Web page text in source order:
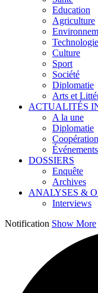
Education
Agriculture
Technologie
Culture
Sport
Société
Diplomatie
Arts et
ACTUALITÉS
A la une
Diplomatie
DOSSIERS
Enquête
Archives
ANALYSES &
Interviews
Notification Show More